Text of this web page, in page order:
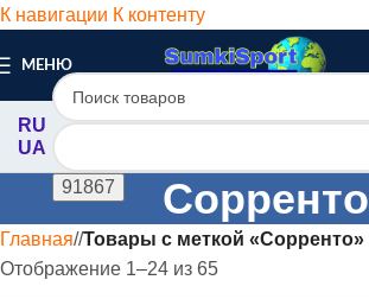
К навигации К контенту
МЕНЮ
RU
UA
Сорренто
Главная/ Товары с меткой «Сорренто»
Отображение 1–24 из 65